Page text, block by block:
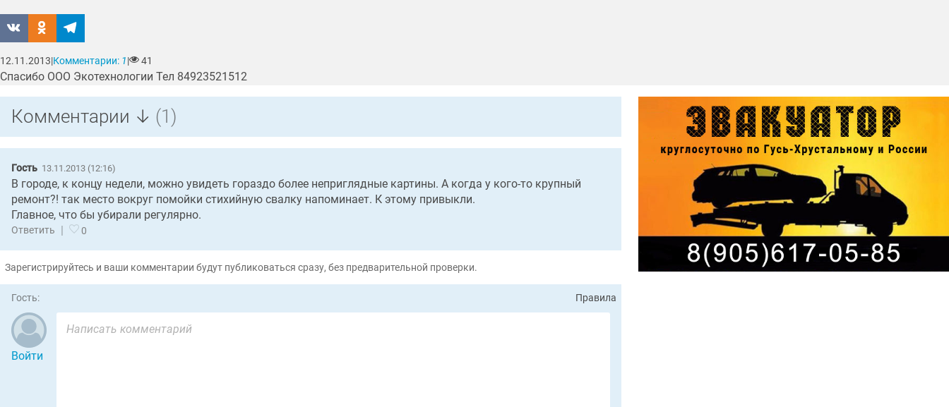
12.11.2013|Комментарии: 1| 41
Спасибо ООО Экотехнологии Тел 84923521512
Комментарии ↓ (1)
Гость 13.11.2013 (12:16)
В городе, к концу недели, можно увидеть гораздо более неприглядные картины. А когда у кого-то крупный
ремонт?! так место вокруг помойки стихийную свалку напоминает. К этому привыкли.
Главное, что бы убирали регулярно.
Ответить | 0
Зарегистрируйтесь и ваши комментарии будут публиковаться сразу, без предварительной проверки.
Гость: Правила
Войти